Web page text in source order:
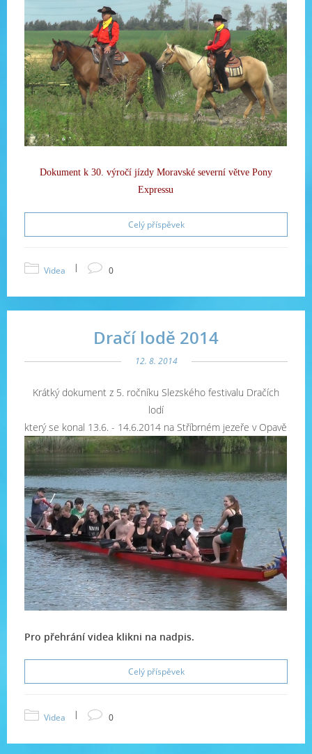
Dokument k 30. výročí jízdy Moravské severní větve Pony
Expressu
Celý příspěvek
Videa | 0
Dračí lodě 2014
12. 8. 2014
Krátký dokument z 5. ročníku Slezského festivalu Dračích
lodí
který se konal 13.6. - 14.6.2014 na Stříbrném jezeře v Opavě
Pro přehrání videa klikni na nadpis.
Celý příspěvek
Videa | 0